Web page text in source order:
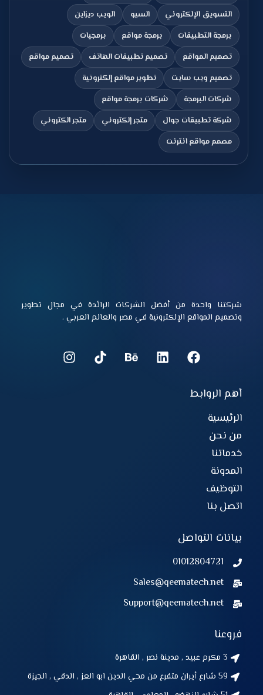
التسويق الإلكتروني
السيو
الويب ديزاين
برمجة التطبيقات
برمجة مواقع
برمجيات
تصميم المواقع
تصميم تطبيقات الهاتف
تصميم مواقع
تصميم ويب سايت
تطوير مواقع إلكترونية
شركات البرمجة
شركات برمجة مواقع
شركة تطبيقات جوال
متجر إلكتروني
متجر الكتروني
مصمم مواقع انترنت
شركتنا واحدة من أفضل الشركات الرائدة في مجال تطوير
وتصميم المواقع الإلكترونية في مصر والعالم العربي .
أهم الروابط
الرئيسية
من نحن
خدماتنا
المدونة
التوظيف
اتصل بنا
بيانات التواصل
01012804721
Sales@qeematech.net
Support@qeematech.net
فروعنا
3 مكرم عبيد , مدينة نصر , القاهرة
59 شارع أيران متفرع من محي الدين ابو العز , الدقي , الجيزة